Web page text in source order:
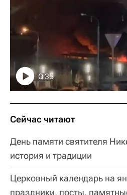
0:35
Сейчас читают
День памяти святителя
история и традиции
Церковный календарь на
праздники, посты,